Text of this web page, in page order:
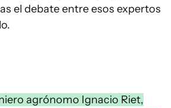
el debate entre esos expertos
agrónomo Ignacio Riet,